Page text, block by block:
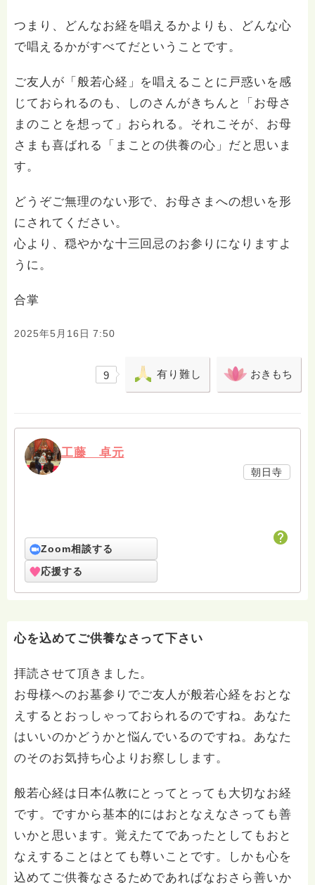
つまり、どんなお経を唱えるかよりも、どんな心
で唱えるかがすべてだということです。
ご友人が「般若心経」を唱えることに戸惑いを感
じておられるのも、しのさんがきちんと「お母さ
まのことを想って」おられる。それこそが、お母
さまも喜ばれる「まことの供養の心」だと思いま
す。
どうぞご無理のない形で、お母さまへの想いを形
にされてください。
心より、穏やかな十三回忌のお参りになりますよ
うに。
合掌
2025年5月16日 7:50
9 有り難し おきもち
工藤 卓元
朝日寺
Zoom相談する
応援する
心を込めてご供養なさって下さい
拝読させて頂きました。
お母様へのお墓参りでご友人が般若心経をおとな
えするとおっしゃっておられるのですね。あなた
はいいのかどうかと悩んでいるのですね。あなた
のそのお気持ち心よりお察しします。
般若心経は日本仏教にとってとっても大切なお経
です。ですから基本的にはおとなえなさっても善
いかと思います。覚えたてであったとしてもおと
なえすることはとても尊いことです。しかも心を
込めてご供養なさるためであればなおさら善いか